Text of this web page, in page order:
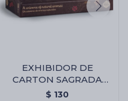
EXHIBIDOR DE
CARTON SAGRADA
MADRE - Exhibidor De
$ 130